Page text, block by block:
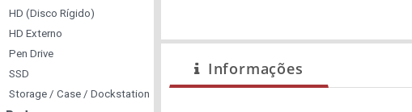
HD (Disco Rígido)
HD Externo
Pen Drive
SSD
Storage / Case / Dockstation
Informações